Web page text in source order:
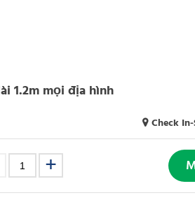
1.2m mọi địa hình
Check